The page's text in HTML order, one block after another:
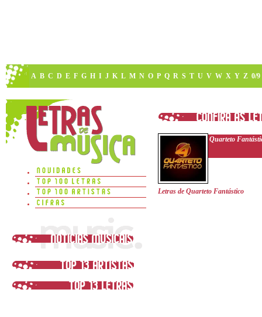
A B C D E F G H I J K L M N O P Q R S T U V W X Y Z 0/9
Quarteto
Letras de Quarteto Fantástico